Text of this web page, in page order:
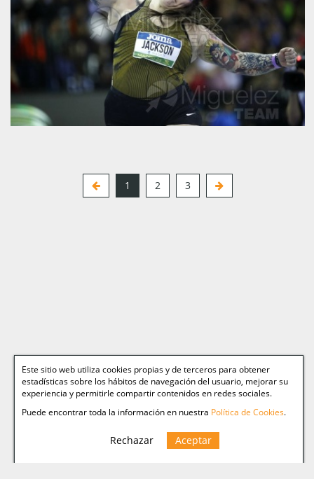
1 imagenes.current
2 3
Este sitio web utiliza cookies propias y de terceros para obtener
estadísticas sobre los hábitos de navegación del usuario, mejorar su
experiencia y permitirle compartir contenidos en redes sociales.
Puede encontrar toda la información en nuestra Política de Cookies.
Rechazar Aceptar